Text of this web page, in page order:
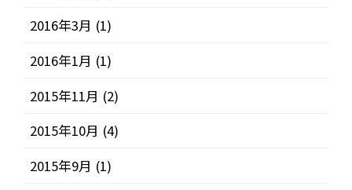
2016年3月 (1)
2016年1月 (1)
2015年11月 (2)
2015年10月 (4)
2015年9月 (1)